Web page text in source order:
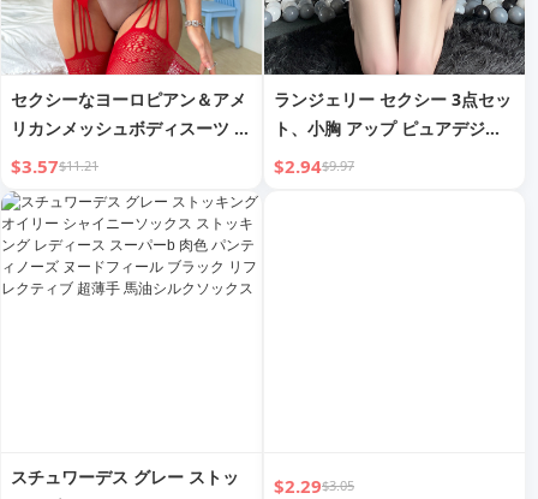
セクシーなヨーロピアン＆アメ
リカンメッシュボディスーツ カ
ットアウト＆長袖 チェック柄メ
ッシュ
$3.57$11.21
ランジェリー セクシー 3点セッ
ト、小胸 アップ ピュアデジヤ
ー スタイル 制服セット
$2.94$9.97
スチュワーデス グレー ストッ
$2.29$3.05